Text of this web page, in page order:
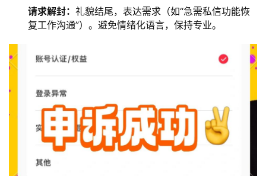
请求解封： 礼貌结尾，表达需求（如“急需私信功能恢
复工作沟通”）。避免情绪化语言，保持专业。